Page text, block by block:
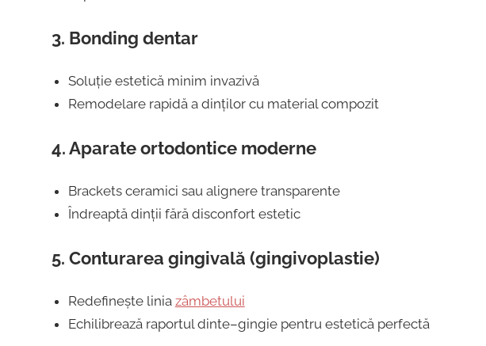
3. Bonding dentar
Soluție estetică minim invazivă
Remodelare rapidă a dinților cu material compozit
4.Aparate ortodontice moderne
Brackets ceramici sau alignere transparente
Îndreaptă dinții fără disconfort estetic
5. Conturarea gingivală (gingivoplastie)
Redefinește linia zâmbetului
Echilibrează raportul dinte–gingie pentru estetică perfectă